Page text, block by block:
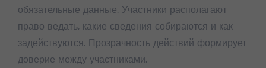
обязательные данные. Участники располагают
право ведать, какие сведения собираются и как
задействуются. Прозрачность действий формирует
доверие между участниками.